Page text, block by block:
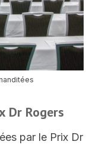
Dr Rogers
par le Prix Dr